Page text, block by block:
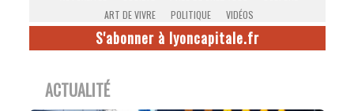
ART DE VIVRE
POLITIQUE VIDÉOS
S'abonner à lyoncapitale.fr
ACTUALITÉ